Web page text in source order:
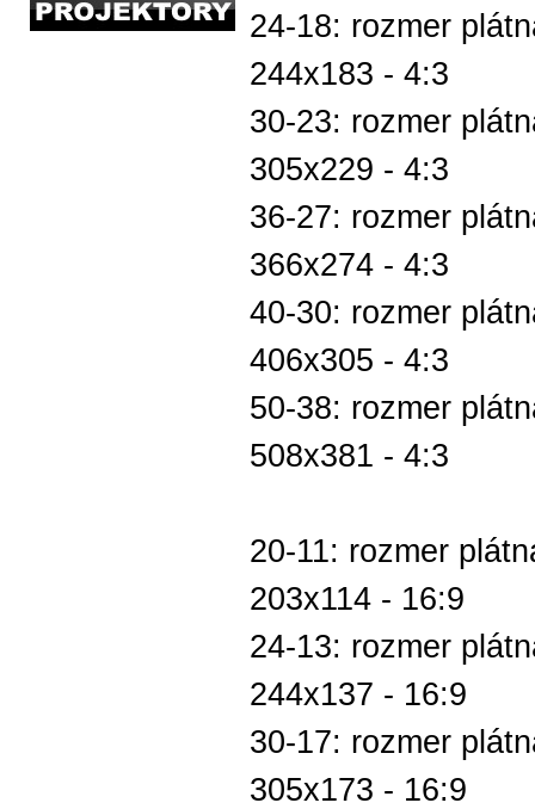
24-18: rozmer
244x183 - 4:3
30-23: rozmer
305x229 - 4:3
36-27: rozmer
366x274 - 4:3
40-30: rozmer
406x305 - 4:3
50-38: rozmer
508x381 - 4:3
20-11: rozmer
203x114 - 16:9
24-13: rozmer
244x137 - 16:9
30-17: rozmer
305x173 - 16:9